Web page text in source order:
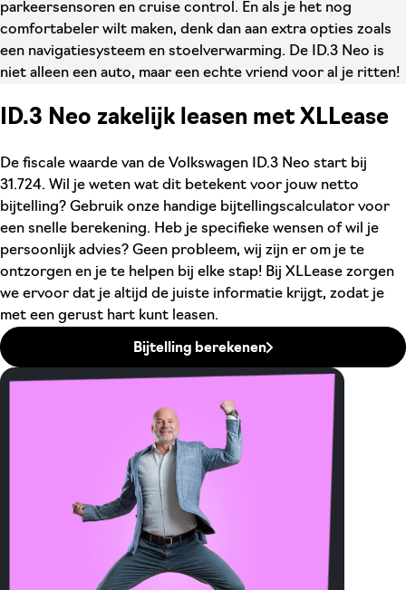
parkeersensoren en cruise control. En als je het nog
comfortabeler wilt maken, denk dan aan extra opties zoals
een navigatiesysteem en stoelverwarming. De ID.3 Neo is
niet alleen een auto, maar een echte vriend voor al je ritten!
ID.3 Neo zakelijk leasen met XLLease
De fiscale waarde van de Volkswagen ID.3 Neo start bij
31.724. Wil je weten wat dit betekent voor jouw netto
bijtelling? Gebruik onze handige bijtellingscalculator voor
een snelle berekening. Heb je specifieke wensen of wil je
persoonlijk advies? Geen probleem, wij zijn er om je te
ontzorgen en je te helpen bij elke stap! Bij XLLease zorgen
we ervoor dat je altijd de juiste informatie krijgt, zodat je
met een gerust hart kunt leasen.
Bijtelling berekenen